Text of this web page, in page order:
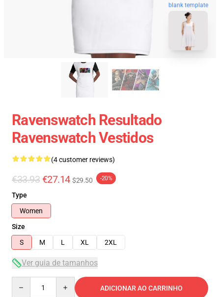
blank template
Ravenswatch Resultado
Ravenswatch Vestidos
(4 customer reviews)
€33.93 €27.14 $29.50 -20%
Type
Women
Size
S
M L XL 2XL
Ver guia de tamanhos
ADICIONAR AO CARRINHO